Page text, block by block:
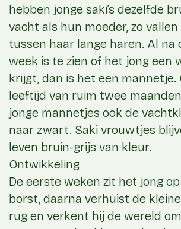
hebben jonge saki’s dezelfde
vacht als hun moeder, zo
tussen haar lange haren. Al na
week is te zien of het jong een
krijgt, dan is het een mannetje.
leeftijd van ruim twee
jonge mannetjes ook de
naar zwart. Saki vrouwtjes
leven bruin-grijs van kleur.
Ontwikkeling
De eerste weken zit het jong
borst, daarna verhuist de
rug en verkent hij de wereld